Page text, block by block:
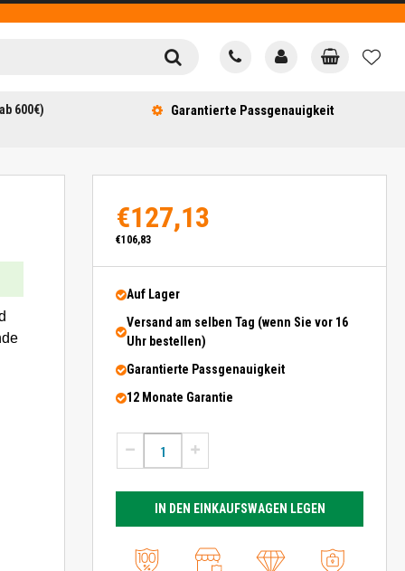
600€) Garantierte Passgenauigkeit
€127,13
€106,83
Auf Lager
Versand am selben Tag (wenn Sie vor 16
Uhr bestellen)
Garantierte Passgenauigkeit
12 Monate Garantie
IN DEN EINKAUFSWAGEN LEGEN